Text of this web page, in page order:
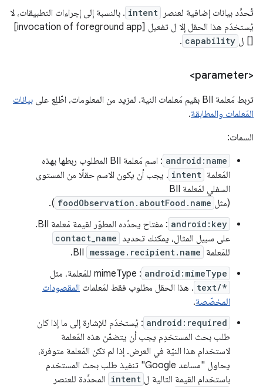
تُحدِّد بيانات إضافية لعنصر intent . بالنسبة إلى إجراءات التطبيقات، لا
يُستخدَم هذا الحقل إلا ل تفعيل [invocation of foreground app]
[] ل capability
.
<parameter>
تربط مَعلمة BII بقيم مَعلمات النية. لمزيد من المعلومات، اطّلِع على
بيانات
المَعلمات والمطابقة.
السمات:
android:name
: اسم مَعلمة BII المطلوب ربطها بهذه
المَعلمة intent . يجب أن يكون الاسم حقلًا من المستوى
السفلي لمَعلمة BII
(مثل foodObservation.aboutFood.name
).
android:key
: مفتاح يحدّده المطوّر لقيمة مَعلمة BII.
على سبيل المثال، يمكنك تحديد contact_name
للمَعلمة message.recipient.name
android:mimeType : mimeType للمَعلمة، مثل
text/* . هذا الحقل مطلوب فقط لمَعلمات المقصودات
المخصّصة.
android:required : يُستخدَم للإشارة إلى ما إذا كان
طلب بحث المستخدِم يجب أن يتضمّن هذه المَعلمة
لاستخدام هذا النيّة في العرض. إذا لم تكن المَعلمة متوفرة،
يحاول "مساعد Google" تنفيذ طلب بحث المستخدم
باستخدام القيمة التالية ل intent المحدَّدة للعنصر